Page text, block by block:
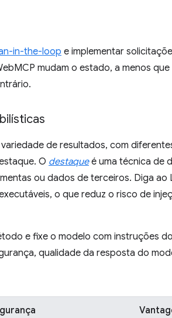
in-the-loop e implementar
mudam o estado, a menos
de resultados, com
O destaqueé uma técnica de
ou dados de terceiros. Diga
o que reduz o risco de
e fixe o modelo com instruções
qualidade da resposta do